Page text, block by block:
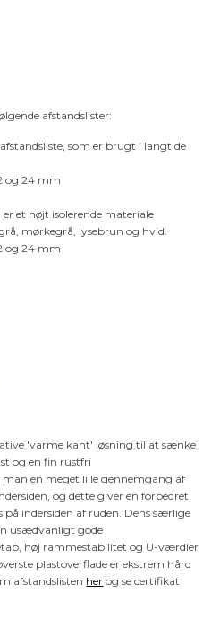
afstandslister:
som er brugt i langt de
og 24 mm
et højt isolerende materiale
mørkegrå, lysebrun og hvid.
og 24 mm
'varme kant' løsning til at sænke
og en fin rustfri
en meget lille gennemgang af
og dette giver en forbedret
indersiden af ruden. Dens særlige
usædvanligt gode
høj rammestabilitet og U-værdier
plastoverflade er ekstrem hård
afstandslisten her og se certifikat